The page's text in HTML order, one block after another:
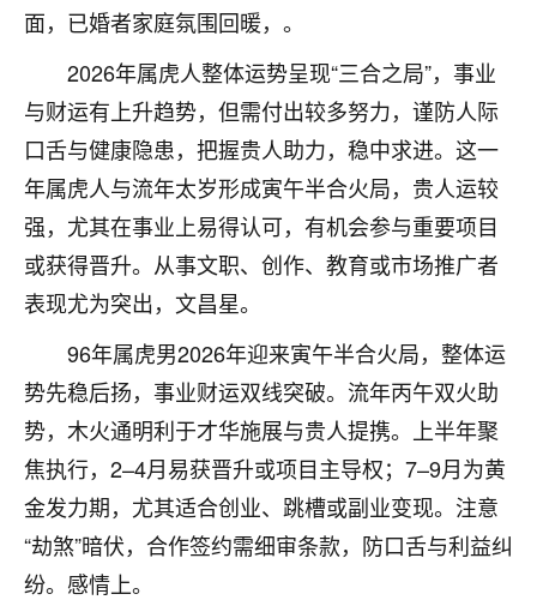
面，已婚者家庭氛围回暖，。
2026年属虎人整体运势呈现“三合之局”，事业
与财运有上升趋势，但需付出较多努力，谨防人际
口舌与健康隐患，把握贵人助力，稳中求进。这一
年属虎人与流年太岁形成寅午半合火局，贵人运较
强，尤其在事业上易得认可，有机会参与重要项目
或获得晋升。从事文职、创作、教育或市场推广者
表现尤为突出，文昌星。
96年属虎男2026年迎来寅午半合火局，整体运
势先稳后扬，事业财运双线突破。流年丙午双火助
势，木火通明利于才华施展与贵人提携。上半年聚
焦执行，2–4月易获晋升或项目主导权；7–9月为黄
金发力期，尤其适合创业、跳槽或副业变现。注意
“劫煞”暗伏，合作签约需细审条款，防口舌与利益纠
纷。感情上。
鹿森：慧来老师微信：gjsy0624
1天前 来自江西 12
青春168
我也想要，我也想要！
2天前 来自山西 15
Jessica李
老师做不做超度法事？我想给我奶奶做超度，她今年
刚去世了。
七零老顽童：我母亲前年离世，刚开始我经常
做梦梦见她，后来也是朋友介绍，找到慧来老
师，安排了超度法事，做梦再也没有梦到过
了，一开始是半信半疑的，图个心安，给亡母
超度，现在看来，人不信也不行。
2天前 来自云南 11
优秀的张同学